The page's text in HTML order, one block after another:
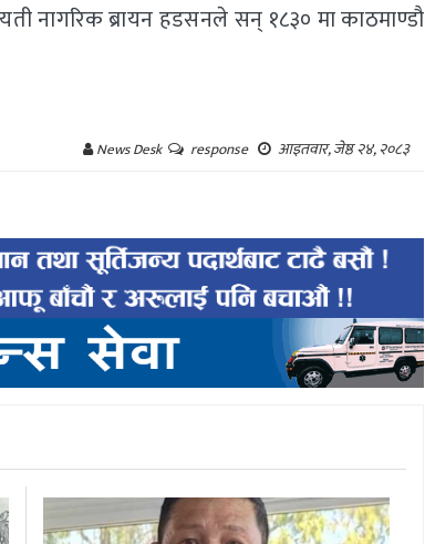
नागरिक ब्रायन हडसनले सन् १८३० मा काठमाण्डौ
News Desk response आइतवार, जेष्ठ २४, २०८३